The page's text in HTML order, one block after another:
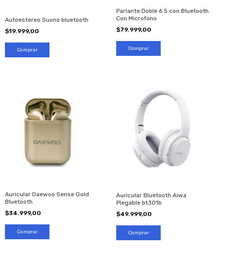
Autoestereo Suono bluetooth
$19.999,00
Parlante Doble 6.5 con Bluetooth
Con Microfono
$79.999,00
Auricular Daewoo Sense Gold
Bluetooth
$34.999,00
Auricular Bluetooth Aiwa
Plegable bt301b
$49.999,00